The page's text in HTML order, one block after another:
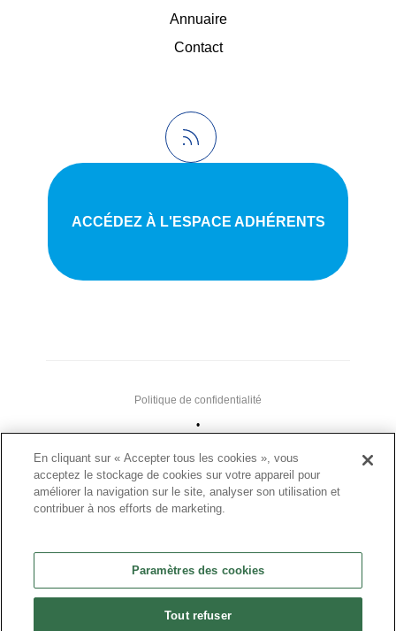
Annuaire
Contact
ACCÉDEZ À L'ESPACE ADHÉRENTS
Liens utiles
•
•
Politique de confidentialité
FAQ
•
Paramètres des cookies
En cliquant sur « Accepter tous les cookies », vous
acceptez le stockage de cookies sur votre appareil pour
améliorer la navigation sur le site, analyser son utilisation et
contribuer à nos efforts de marketing.
Paramètres des cookies
Tout refuser